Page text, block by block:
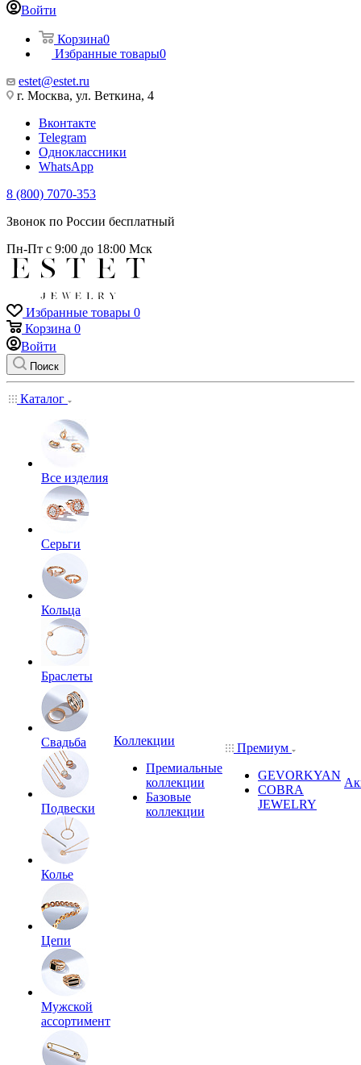
Войти
Корзина0
Избранные товары0
estet@estet.ru
г. Москва, ул. Веткина, 4
Вконтакте
Telegram
Одноклассники
WhatsApp
8 (800) 7070-353
Звонок по России бесплатный
Пн-Пт с 9:00 до 18:00 Мск
Избранные товары 0
Корзина 0
Войти
Поиск
Каталог
Все изделия
Серьги
Кольца
Браслеты
Свадьба
Подвески
Колье
Цепи
Мужской
ассортимент
Коллекции
Премиальные
коллекции
Базовые
коллекции
Премиум
GEVORKYAN
COBRA
JEWELRY